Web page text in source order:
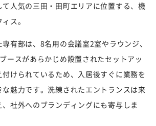
て人気の三田・田町エリアに位置する、機
ス。
有部は、8名用の会議室2室やラウンジ、
ースがあらかじめ設置されたセットアッ
けられているため、入居後すぐに業務を
魅力です。洗練されたエントランスは来
社外へのブランディングにも寄与しま